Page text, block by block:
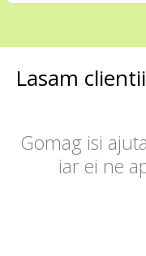
Lasam
Gomag isi
iar ei ne